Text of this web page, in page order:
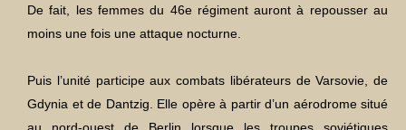
De fait, les femmes du 46e régiment auront à repousser au
moins une fois une attaque nocturne.
Puis l’unité participe aux combats libérateurs de Varsovie, de
Gdynia et de Dantzig. Elle opère à partir d’un aérodrome situé